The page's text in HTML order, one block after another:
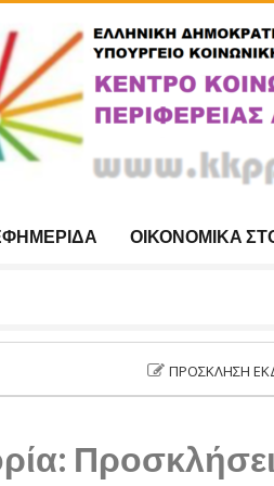
ΟΙΚΟΝΟΜΙΚΆ
ΠΡΌΣΚΛΗΣΗ ΕΚΔΉΛΩΣΗΣ